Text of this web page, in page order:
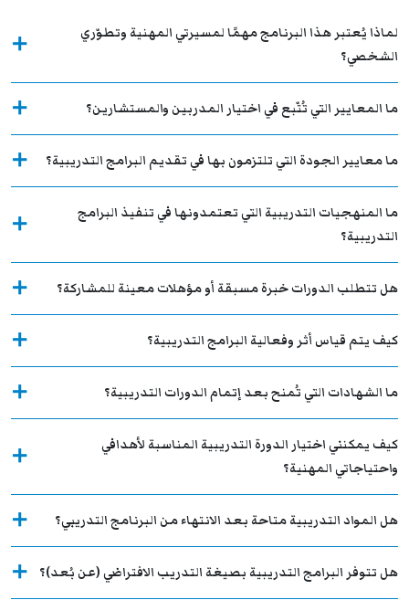
لماذا يُعتبر هذا البرنامج مهمًا لمسيرتي المهنية وتطوّري
الشخصي؟
ما المعايير التي تُتّبع في اختيار المدربين والمستشارين؟
ما معايير الجودة التي تلتزمون بها في تقديم البرامج التدريبية؟
ما المنهجيات التدريبية التي تعتمدونها في تنفيذ البرامج
التدريبية؟
هل تتطلب الدورات خبرة مسبقة أو مؤهلات معينة للمشاركة؟
كيف يتم قياس أثر وفعالية البرامج التدريبية؟
ما الشهادات التي تُمنح بعد إتمام الدورات التدريبية؟
كيف يمكنني اختيار الدورة التدريبية المناسبة لأهدافي
واحتياجاتي المهنية؟
هل المواد التدريبية متاحة بعد الانتهاء من البرنامج التدريبي؟
هل تتوفر البرامج التدريبية بصيغة التدريب الافتراضي (عن بُعد)؟